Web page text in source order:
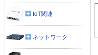
IoT関連
ネットワーク